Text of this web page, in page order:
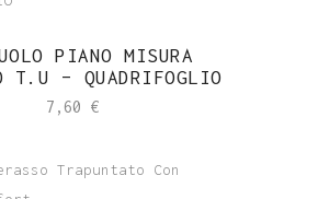
PIANO MISURA
T.U – QUADRIFOGLIO
7,60 €